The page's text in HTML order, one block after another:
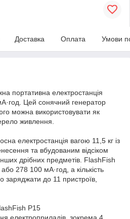
Доставка Оплата Умови
портативна електростанція
Цей сонячний генератор
можна використовувати як
живлення.
електростанція вагою 11,5 кг із
та вбудованим відсіком
дрібних предметів. FlashFish
278 100 мА·год, а кількість
заряджати до 11 пристроїв,
P15
електроприладів, зокрема 4